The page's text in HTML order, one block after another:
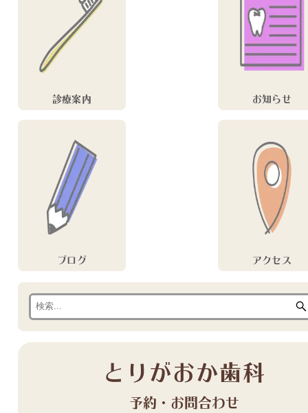
診療案内 お知らせ
ブログ アクセス
とりがおか歯科
予約・お問合わせ